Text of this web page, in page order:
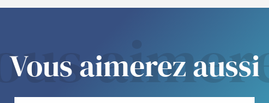
Vous aimerez aussi